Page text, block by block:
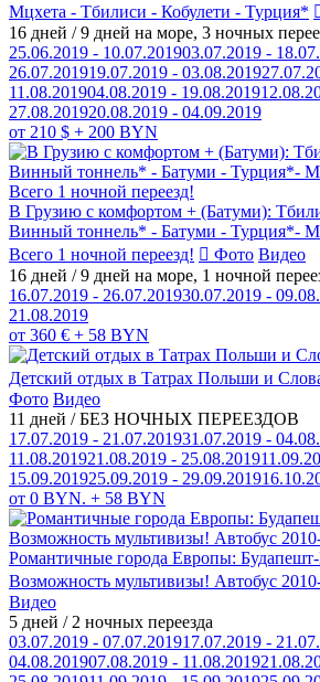
Мцхета - Тбилиси - Кобулети - Турция*
16 дней / 9 дней на море, 3 ночных
25.06.2019 - 10.07.201903.07.2019 -
26.07.201919.07.2019 - 03.08.2019
11.08.201904.08.2019 - 19.08.2019
27.08.201920.08.2019 - 04.09.2019
от 210 $ + 200 BYN
В Грузию с комфортом + (Батуми):
Винный тоннель* - Батуми - Турция*-
Всего 1 ночной переезд!
Фото Видео
16 дней / 9 дней на море, 1 ночной
16.07.2019 - 26.07.201930.07.2019 -
21.08.2019
от 360 € + 58 BYN
Детский отдых в Татрах Польши и
Фото Видео
11 дней / БЕЗ НОЧНЫХ ПЕРЕЕЗДОВ
17.07.2019 - 21.07.201931.07.2019 -
11.08.201921.08.2019 - 25.08.2019
15.09.201925.09.2019 - 29.09.2019
от 0 BYN. + 58 BYN
Романтичные города Европы:
Возможность мультивизы! Автобус
Видео
5 дней / 2 ночных переезда
03.07.2019 - 07.07.201917.07.2019 -
04.08.201907.08.2019 - 11.08.2019